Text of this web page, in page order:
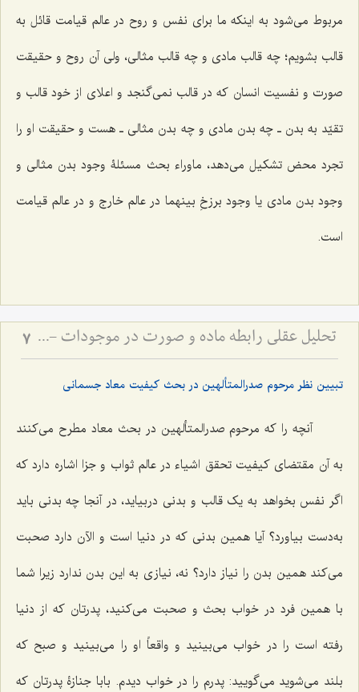
مربوط مى‌شود به اینکه ما براى نفس و روح در عالم قیامت قائل به
قالب بشویم؛ چه قالب مادى و چه قالب مثالی، ولى آن روح و حقیقت
صورت و نفسیت انسان که در قالب نمى‌گنجد و اعلاى از خود قالب و
تقیّد به بدن ـ چه بدن مادى و چه بدن مثالى ـ هست و حقیقت او را
تجرد محض تشکیل مى‌دهد، ماوراء بحث مسئلۀ وجود بدن مثالى و
وجود بدن مادى یا وجود برزخِ بینهما در عالم خارج و در عالم قیامت
است.
تحلیل عقلی رابطه ماده و صورت در موجودات - بررسی تقدم و تأخر وجودی ماده و صورت در عالم خارج 7
تبیین نظر مرحوم صدرالمتألهین در بحث کیفیت معاد جسمانی
آنچه را که مرحوم صدرالمتألهین در بحث معاد مطرح مى‌کنند
به آن مقتضاى کیفیت تحقق اشیاء در عالم ثواب و جزا اشاره دارد که
اگر نفس بخواهد به یک قالب و بدنى دربیاید، در آنجا چه بدنى باید
به‌دست بیاورد؟ آیا همین بدنى که در دنیا است و الآن دارد صحبت
مى‌کند همین بدن را نیاز دارد؟ نه، نیازى به این بدن ندارد زیرا شما
با همین فرد در خواب بحث و صحبت مى‌کنید، پدرتان که از دنیا
رفته است را در خواب مى‌بینید و واقعاً او را مى‌بینید و صبح که
بلند مى‌شوید مى‌گویید: پدرم را در خواب دیدم. بابا جنازۀ پدرتان که